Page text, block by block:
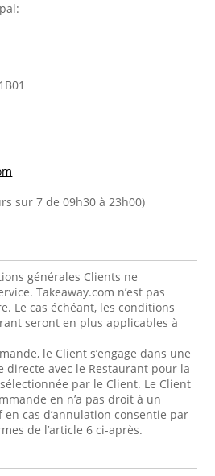
sur 7 de 09h30 à 23h00)
générales Clients ne
Takeaway.com n’est pas
Le cas échéant, les conditions
seront en plus applicables à
le Client s’engage dans une
directe avec le Restaurant pour la
par le Client. Le Client
en n’a pas droit à un
cas d’annulation consentie par
de l’article 6 ci-après.